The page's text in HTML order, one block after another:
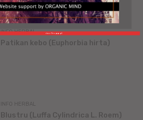
INFO HERBAL
Patikan kebo (Euphorbia hirta)
INFO HERBAL
Blustru (Luffa Cylindrica L. Roem)
close This popup X